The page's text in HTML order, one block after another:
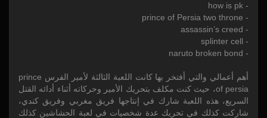
- how is pk
- prince of Persia two throne
- assassin’s creed
- splinter cell
- naruto broken bond
أهم أعمالي والتي أفتخر بها كانت اللعبة الثالثة لأمير الفرس prince
of persia، حيث كنت مكلف بتحريك الأمير وحركاته أثناء أدائه القتل
السريع، هذه اللعبة شارك في إنتاجها فريق مغربي وفريق كندي،
شاركت كذلك في تحريك عدة شخصيات في لعبة الحشاشين كذلك